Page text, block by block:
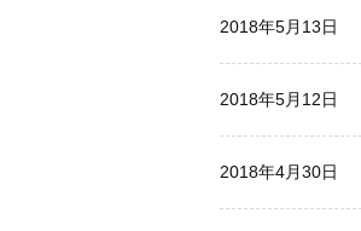
2018年5月13日
2018年5月12日
2018年4月30日